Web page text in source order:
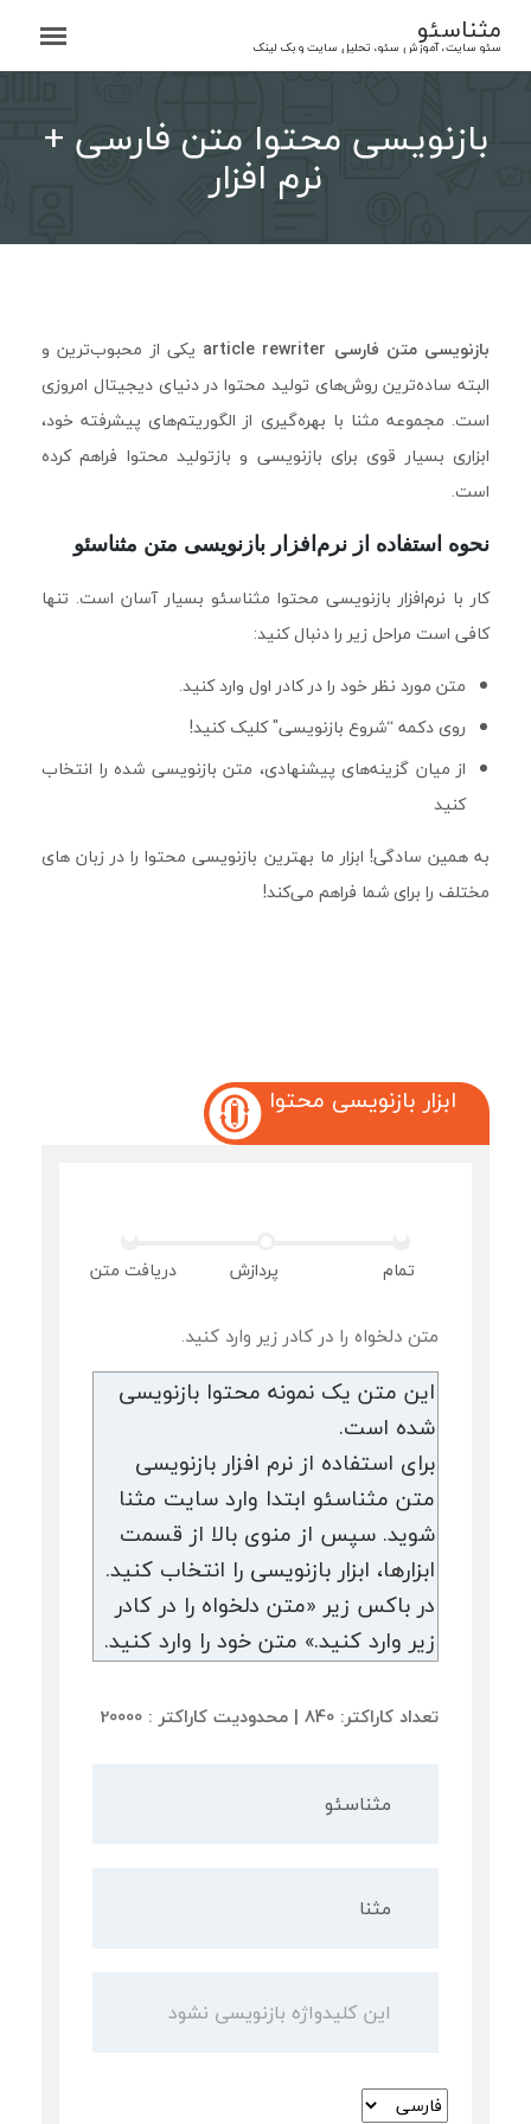
content
مثناسئو
سئو سایت، آموزش سئو، تحلیل سایت و بک لینک
بازنویسی محتوا متن فارسی +
نرم افزار
بازنویسی متن فارسی article rewriter
یکی از محبوب‌ترین و
البته ساده‌ترین روش‌های تولید محتوا در دنیای دیجیتال امروزی
است. مجموعه مثنا با بهره‌گیری از الگوریتم‌های پیشرفته خود،
ابزاری بسیار قوی برای بازنویسی و بازتولید محتوا فراهم کرده
است.
نحوه استفاده از نرم‌افزار بازنویسی متن مثناسئو
کار با نرم‌افزار بازنویسی محتوا مثناسئو بسیار آسان است. تنها
کافی است مراحل زیر را دنبال کنید:
متن مورد نظر خود را در کادر اول وارد کنید.
روی دکمه “شروع بازنویسی" کلیک کنید!
از میان گزینه‌های پیشنهادی، متن بازنویسی شده را انتخاب
کنید
به همین سادگی! ابزار ما بهترین بازنویسی محتوا را در زبان های
مختلف را برای شما فراهم می‌کند!
ابزار بازنویسی محتوا
دریافت متن پردازش تمام
متن دلخواه را در کادر زیر وارد کنید.
تعداد کاراکتر: 840 | محدودیت کاراکتر : 20000